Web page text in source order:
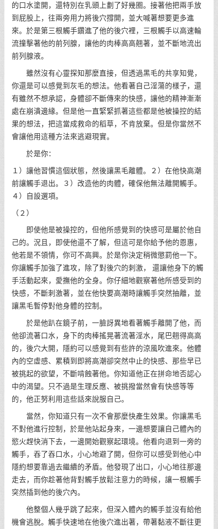
的口水塗開，還特別在乳頭上劃了好幾圈。接著他把兩手放
到屁股上，往兩旁用力將後穴撐開，並大喊著想要更多進
來。於是第三根觸手鑽進了他的後穴裡，三根觸手以高速輪
流撞擊著他的前列腺，讓他的肉棒高高翹著，並不斷地流出
前列腺液。
雖然沒有心靈探知那麼直接，但透過黑毛的共享知覺，
你還是可以感覺到灰毛的想法。他看著自己淫蕩的樣子，還
有雖然不想承認，身體卻不斷傳來的快感，讓他的精神漸漸
處在崩潰邊緣。但是他一直緊緊抓著這些都是他被操控的結
果的想法，把這當成救命的稻草，不肯放棄。但是你當然不
會讓他用這種方法來逃避現實。
於是你：
１）讓他習慣這個狀態，然後讓黑毛離體。２）在他快高潮
前讓觸手退出。３）改造他的肉體，確保他無法離開觸手。
４）自設選項。
（２）
即使他是被操控的，但他所感覺到的快感可是屬於他自
己的。況且，即使他還不了解，但這可是你給予他的恩惠，
他若是不領情，你可不高興。於是你決定稍微懲罰他一下。
你讓觸手加強了進攻，除了對後穴的刺激， 還讓他身下的觸
手活動起來，愛撫他的全身。你仔細地觀察著他所感受到的
快感，不斷刺激著，並在他快要高潮時讓觸手突然抽離，並
讓黑毛暫停對他身體的控制。
於是他趴在鏡子前，一臉訝異地看著觸手離開了他，而
他卻流著口水，身下的肉棒搖晃著流著淫水，尾巴翹得高高
的，後穴大開，隱約可以感覺到有些許的涼風吹進來。他體
內的空虛感、累積到即將高潮卻突然中止的快感、那些早已
被挑起的欲望，不斷啃蝕著他。你知道他正在拼命地否認心
中的渴望。只不過是生理反應、被挑撥當然會有快感等等
的，他正努利用這些話來說服自己。
當然，你知道只有一次不會那麼快產生效果。你讓黑毛
不對他進行控制，於是他站起身來，一邊想要讓自己體內的
慾火趕快消下去，一邊開始觀察起環境。他看向退到一旁的
觸手，吞了吞口水，小心地避了開，但你可以感受到他心中
隱約想要靠過去繼續的矛盾。他發現了出口，小心地往那邊
走去，而你趁著他背對觸手放鬆注意力的時候，讓一根觸手
突然插到他的後穴內。
他整個人幾乎跳了起來，但深入體內的觸手並沒有給他
機會逃脫。觸手快速地在他後穴進出著，帶著黏液不斷往更